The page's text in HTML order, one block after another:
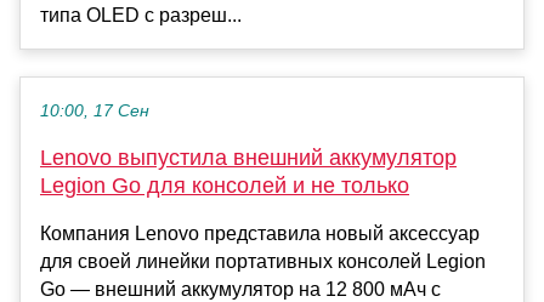
типа OLED с разреш...
10:00, 17 Сен
Lenovo выпустила внешний аккумулятор
Legion Go для консолей и не только
Компания Lenovo представила новый аксессуар
для своей линейки портативных консолей Legion
Go — внешний аккумулятор на 12 800 мАч с